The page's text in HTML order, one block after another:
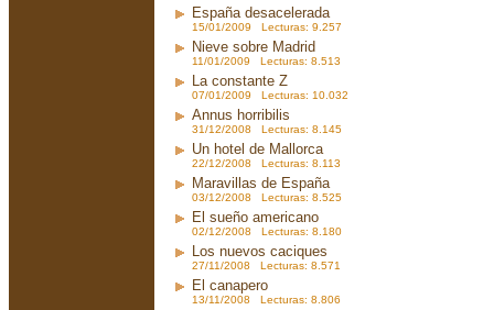
España desacelerada
15/01/2009 Lecturas: 9.257
Nieve sobre Madrid
11/01/2009 Lecturas: 8.513
La constante Z
07/01/2009 Lecturas: 10.032
Annus horribilis
31/12/2008 Lecturas: 8.145
Un hotel de Mallorca
22/12/2008 Lecturas: 8.113
Maravillas de España
03/12/2008 Lecturas: 8.525
El sueño americano
02/12/2008 Lecturas: 8.180
Los nuevos caciques
27/11/2008 Lecturas: 8.571
El canapero
13/11/2008 Lecturas: 8.806